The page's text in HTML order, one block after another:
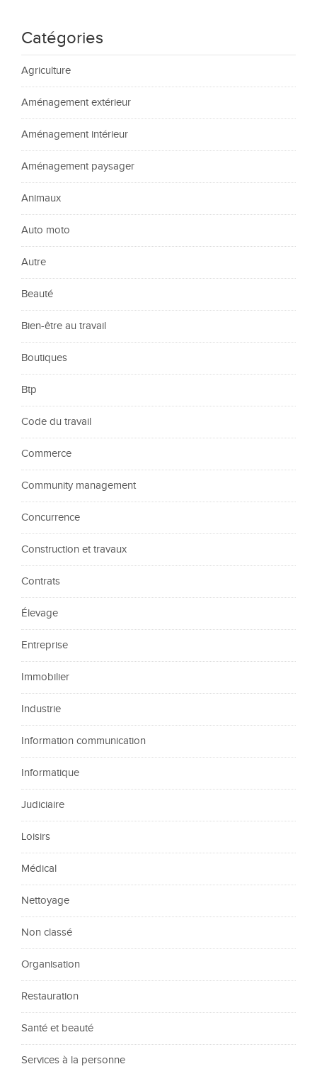
Catégories
Agriculture
Aménagement extérieur
Aménagement intérieur
Aménagement paysager
Animaux
Auto moto
Autre
Beauté
Bien-être au travail
Boutiques
Btp
Code du travail
Commerce
Community management
Concurrence
Construction et travaux
Contrats
Élevage
Entreprise
Immobilier
Industrie
Information communication
Informatique
Judiciaire
Loisirs
Médical
Nettoyage
Non classé
Organisation
Restauration
Santé et beauté
Services à la personne